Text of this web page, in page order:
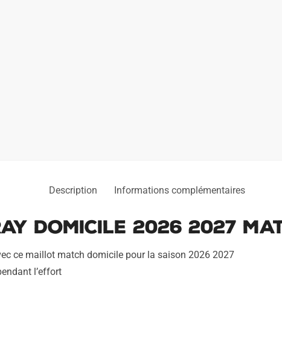
Description Informations complémentaires
Domicile 2026 2027
ce maillot match domicile pour la saison 2026 2027
l’effort